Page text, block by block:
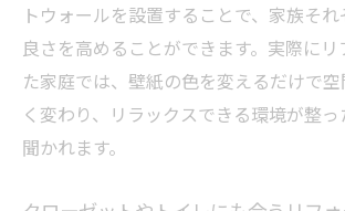
トウォールを設置することで、家族そ
良さを高めることができます。実際にリ
た家庭では、壁紙の色を変えるだけで
く変わり、リラックスできる環境が整っ
聞かれます。